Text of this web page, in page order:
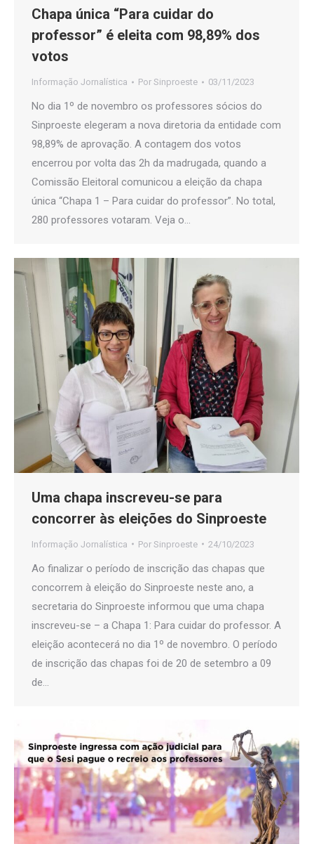
Chapa única “Para cuidar do
professor” é eleita com 98,89% dos
votos
Informação Jornalística Por Sinproeste 03/11/2023
No dia 1º de novembro os professores sócios do
Sinproeste elegeram a nova diretoria da entidade com
98,89% de aprovação. A contagem dos votos
encerrou por volta das 2h da madrugada, quando a
Comissão Eleitoral comunicou a eleição da chapa
única “Chapa 1 – Para cuidar do professor”. No total,
280 professores votaram. Veja o…
Uma chapa inscreveu-se para
concorrer às eleições do Sinproeste
Informação Jornalística Por Sinproeste 24/10/2023
Ao finalizar o período de inscrição das chapas que
concorrem à eleição do Sinproeste neste ano, a
secretaria do Sinproeste informou que uma chapa
inscreveu-se – a Chapa 1: Para cuidar do professor. A
eleição acontecerá no dia 1º de novembro. O período
de inscrição das chapas foi de 20 de setembro a 09
de…